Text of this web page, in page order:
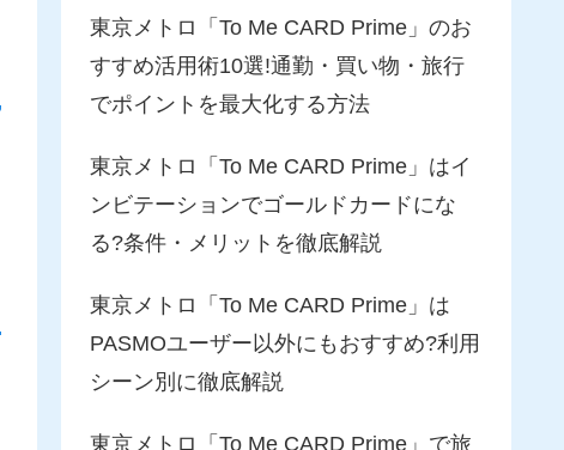
東京メトロ「To Me CARD Prime」のお
すすめ活用術10選!通勤・買い物・旅行
でポイントを最大化する方法
東京メトロ「To Me CARD Prime」はイ
ンビテーションでゴールドカードにな
る?条件・メリットを徹底解説
東京メトロ「To Me CARD Prime」は
PASMOユーザー以外にもおすすめ?利用
シーン別に徹底解説
東京メトロ「To Me CARD Prime」で旅